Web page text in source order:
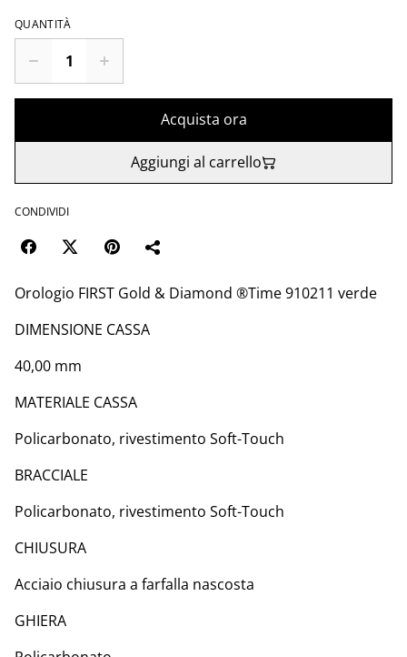
QUANTITÀ
Acquista ora
Aggiungi al carrello
CONDIVIDI
Orologio FIRST Gold & Diamond ®️Time 910211 verde
DIMENSIONE CASSA
40,00 mm
MATERIALE CASSA
Policarbonato, rivestimento Soft-Touch
BRACCIALE
Policarbonato, rivestimento Soft-Touch
CHIUSURA
Acciaio chiusura a farfalla nascosta
GHIERA